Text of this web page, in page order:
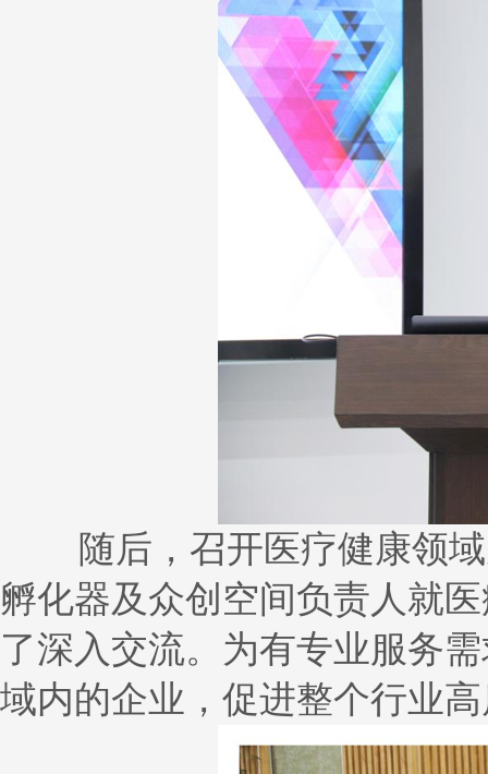
随后，召开医疗健康领域
孵化器及众创空间负责人就
了深入交流。为有专业服务
域内的企业，促进整个行业